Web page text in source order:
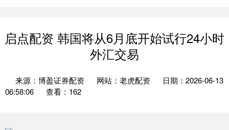
启点配资 韩国将从6月底开始试行24小时
外汇交易
来源：博盈证券配资 网站：老虎配资
日期：2026-06-13
06:58:06
查看：162